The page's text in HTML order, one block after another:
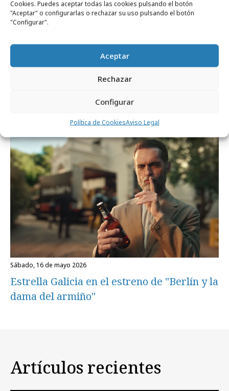
Cookies. Puedes aceptar todas las cookies pulsando el botón
"Aceptar" o configurarlas o rechazar su uso pulsando el botón
"Configurar".
Aceptar
Rechazar
Configurar
Política de CookiesAviso Legal
martes, 19 de mayo 2026
Estrella Galicia se vuelca con El Dépor en
su camino al ascenso
sábado, 16 de mayo 2026
Estrella Galicia en el estreno de "Berlín y la
dama del armiño"
Artículos recientes